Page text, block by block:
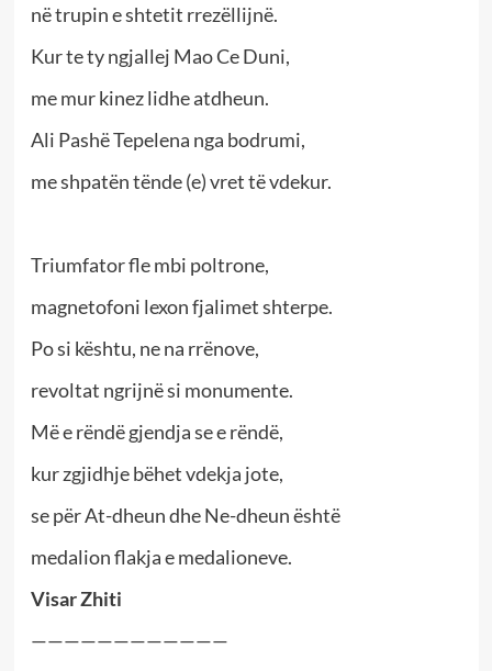
në trupin e shtetit rrezëllijnë.
Kur te ty ngjallej Mao Ce Duni,
me mur kinez lidhe atdheun.
Ali Pashë Tepelena nga bodrumi,
me shpatën tënde (e) vret të vdekur.
Triumfator fle mbi poltrone,
magnetofoni lexon fjalimet shterpe.
Po si kështu, ne na rrënove,
revoltat ngrijnë si monumente.
Më e rëndë gjendja se e rëndë,
kur zgjidhje bëhet vdekja jote,
se për At-dheun dhe Ne-dheun është
medalion flakja e medalioneve.
Visar Zhiti
————————————